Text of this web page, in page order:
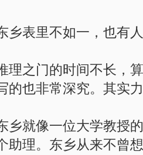
乡表里不如一，也有
理之门的时间不长，
的也非常深究。其实
乡就像一位大学教授
助理。东乡从来不曾